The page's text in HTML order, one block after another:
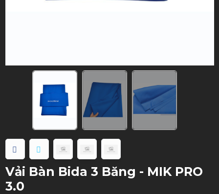
Vải Bàn Bida 3 Băng - MIK PRO
3.0